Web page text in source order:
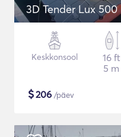
3D Tender Lux 500
Keskkonsool
16 ft
5 m
$206 /päev